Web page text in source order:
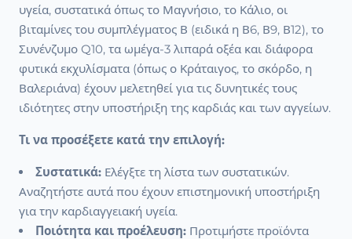
υγεία, συστατικά όπως το Μαγνήσιο, το Κάλιο, οι
βιταμίνες του συμπλέγματος Β (ειδικά η Β6, Β9, Β12), το
Συνένζυμο Q10, τα ωμέγα-3 λιπαρά οξέα και διάφορα
φυτικά εκχυλίσματα (όπως ο Κράταιγος, το σκόρδο, η
Βαλεριάνα) έχουν μελετηθεί για τις δυνητικές τους
ιδιότητες στην υποστήριξη της καρδιάς και των αγγείων.
Τι να προσέξετε κατά την επιλογή:
Συστατικά: Ελέγξτε τη λίστα των συστατικών.
Αναζητήστε αυτά που έχουν επιστημονική υποστήριξη
για την καρδιαγγειακή υγεία.
Ποιότητα και προέλευση: Προτιμήστε προϊόντα